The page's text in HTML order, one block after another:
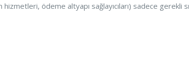
ödeme altyapı sağlayıcıları) sadece gerekli